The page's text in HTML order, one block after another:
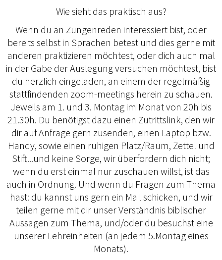
Wie sieht das praktisch aus?
Wenn du an Zungenreden interessiert bist, oder
bereits selbst in Sprachen betest und dies gerne mit
anderen praktizieren möchtest, oder dich auch mal
in der Gabe der Auslegung versuchen möchtest, bist
du herzlich eingeladen, an einem der regelmäßig
stattfindenden zoom-meetings herein zu schauen.
Jeweils am 1. und 3. Montag im Monat von 20h bis
21.30h. Du benötigst dazu einen Zutrittslink, den wir
dir auf Anfrage gern zusenden, einen Laptop bzw.
Handy, sowie einen ruhigen Platz/Raum, Zettel und
Stift...und keine Sorge, wir überfordern dich nicht;
wenn du erst einmal nur zuschauen willst, ist das
auch in Ordnung. Und wenn du Fragen zum Thema
hast: du kannst uns gern ein Mail schicken, und wir
teilen gerne mit dir unser Verständnis biblischer
Aussagen zum Thema, und/oder du besuchst eine
unserer Lehreinheiten (an jedem 5.Montag eines
Monats).